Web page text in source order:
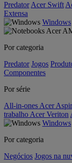
Predator Acer Swift
Extensa
Windows
Por categoria
Predator Jogos
Componentes
Por série
All-in-ones Acer
trabalho Acer Veriton
Windows
Por categoria
Negócios Jogos na